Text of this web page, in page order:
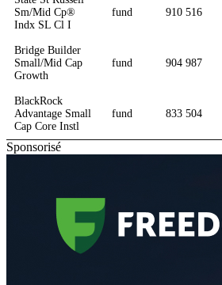
Sm/Mid Cp®
Indx SL Cl I
fund 910 516
Bridge Builder
Small/Mid Cap
Growth
fund 904 987
BlackRock
Advantage Small
Cap Core Instl
fund 833 504
Sponsorisé